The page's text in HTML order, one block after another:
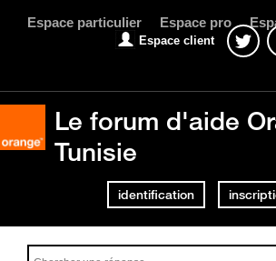
Espace particulier Espace pro
Espace client
Le forum d'aide
Tunisie
identification